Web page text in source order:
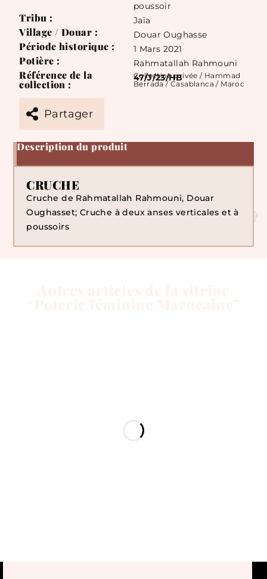
poussoir
Tribu : Jaïa
Village / Douar : Douar Oughasse
Période historique : 1 Mars 2021
Potière : Rahmatallah Rahmouni
Référence de la
collection :
47/J/23/HB
Collection privée / Hammad
Berrada / Casablanca / Maroc
Partager
Description du produit
CRUCHE
Cruche de Rahmatallah Rahmouni, Douar
Oughasset; Cruche à deux anses verticales et à
poussoirs